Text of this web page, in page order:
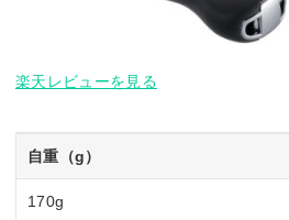
楽天レビューを見る
自重（g）
170g